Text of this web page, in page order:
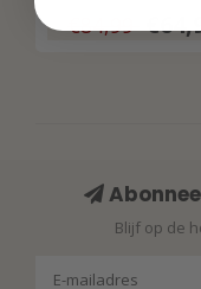
€84,99
Blijf op de